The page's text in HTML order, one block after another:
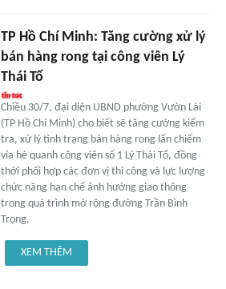
TP Hồ Chí Minh: Tăng cường xử lý
bán hàng rong tại công viên Lý
Thái Tổ
Chiều 30/7, đại diện UBND phường Vườn Lài
(TP Hồ Chí Minh) cho biết sẽ tăng cường kiểm
tra, xử lý tình trạng bán hàng rong lấn chiếm
vỉa hè quanh công viên số 1 Lý Thái Tổ, đồng
thời phối hợp các đơn vị thi công và lực lượng
chức năng hạn chế ảnh hưởng giao thông
trong quá trình mở rộng đường Trần Bình
Trọng.
XEM THÊM